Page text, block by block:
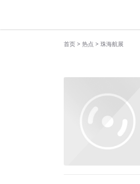
首页 > 热点 > 珠海航展